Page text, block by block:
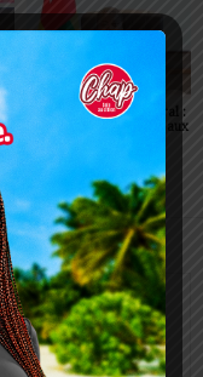
POLITIQUE
Togo/ Corps préfectoral :
neuf nouvelles figures aux